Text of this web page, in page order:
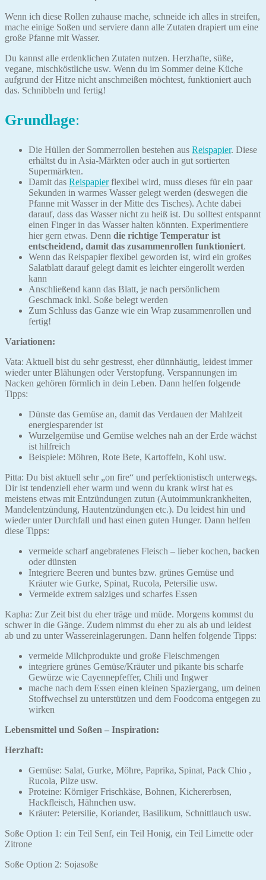
Wenn ich diese Rollen zuhause mache, schneide ich alles in streifen,
mache einige Soßen und serviere dann alle Zutaten drapiert um eine
große Pfanne mit Wasser.
Du kannst alle erdenklichen Zutaten nutzen. Herzhafte, süße,
vegane, mischköstliche usw. Wenn du im Sommer deine Küche
aufgrund der Hitze nicht anschmeißen möchtest, funktioniert auch
das. Schnibbeln und fertig!
Grundlage:
Die Hüllen der Sommerrollen bestehen aus Reispapier. Diese
erhältst du in Asia-Märkten oder auch in gut sortierten
Supermärkten.
Damit das Reispapierflexibel wird, muss dieses für ein paar
Sekunden in warmes Wasser gelegt werden (deswegen die
Pfanne mit Wasser in der Mitte des Tisches). Achte dabei
darauf, dass das Wasser nicht zu heiß ist. Du solltest entspannt
einen Finger in das Wasser halten könnten. Experimentiere
hier gern etwas. Denn die richtige Temperatur ist
entscheidend, damit das zusammenrollen funktioniert.
Wenn das Reispapier flexibel geworden ist, wird ein großes
Salatblatt darauf gelegt damit es leichter eingerollt werden
kann
Anschließend kann das Blatt, je nach persönlichem
Geschmack inkl. Soße belegt werden
Zum Schluss das Ganze wie ein Wrap zusammenrollen und
fertig!
Variationen:
Vata: Aktuell bist du sehr gestresst, eher dünnhäutig, leidest immer
wieder unter Blähungen oder Verstopfung. Verspannungen im
Nacken gehören förmlich in dein Leben. Dann helfen folgende
Tipps:
Dünste das Gemüse an, damit das Verdauen der Mahlzeit
energiesparender ist
Wurzelgemüse und Gemüse welches nah an der Erde wächst
ist hilfreich
Beispiele: Möhren, Rote Bete, Kartoffeln, Kohl usw.
Pitta: Du bist aktuell sehr „on fire“ und perfektionistisch unterwegs.
Dir ist tendenziell eher warm und wenn du krank wirst hat es
meistens etwas mit Entzündungen zutun (Autoimmunkrankheiten,
Mandelentzündung, Hautentzündungen etc.). Du leidest hin und
wieder unter Durchfall und hast einen guten Hunger. Dann helfen
diese Tipps:
vermeide scharf angebratenes Fleisch – lieber kochen, backen
oder dünsten
Integriere Beeren und buntes bzw. grünes Gemüse und
Kräuter wie Gurke, Spinat, Rucola, Petersilie usw.
Vermeide extrem salziges und scharfes Essen
Kapha: Zur Zeit bist du eher träge und müde. Morgens kommst du
schwer in die Gänge. Zudem nimmst du eher zu als ab und leidest
ab und zu unter Wassereinlagerungen. Dann helfen folgende Tipps:
vermeide Milchprodukte und große Fleischmengen
integriere grünes Gemüse/Kräuter und pikante bis scharfe
Gewürze wie Cayennepfeffer, Chili und Ingwer
mache nach dem Essen einen kleinen Spaziergang, um deinen
Stoffwechsel zu unterstützen und dem Foodcoma entgegen zu
wirken
Lebensmittel und Soßen – Inspiration:
Herzhaft:
Gemüse: Salat, Gurke, Möhre, Paprika, Spinat, Pack Chio ,
Rucola, Pilze usw.
Proteine: Körniger Frischkäse, Bohnen, Kichererbsen,
Hackfleisch, Hähnchen usw.
Kräuter: Petersilie, Koriander, Basilikum, Schnittlauch usw.
Soße Option 1: ein Teil Senf, ein Teil Honig, ein Teil Limette oder
Zitrone
Soße Option 2: Sojasoße